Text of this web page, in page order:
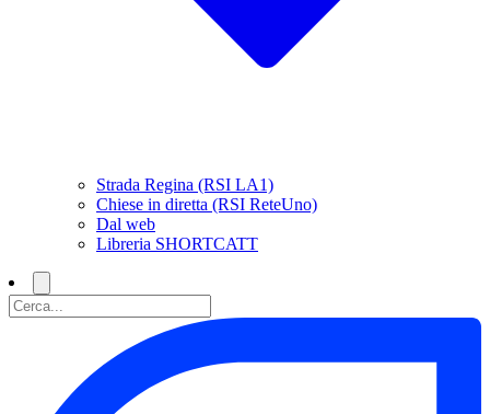
Strada Regina (RSI LA1)
Chiese in diretta (RSI ReteUno)
Dal web
Libreria SHORTCATT